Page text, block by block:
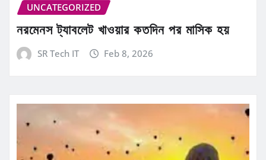
UNCATEGORIZED
নরমেনস ট্যাবলেট খাওয়ার কতদিন পর মাসিক হয়
SR Tech IT Feb 8, 2026